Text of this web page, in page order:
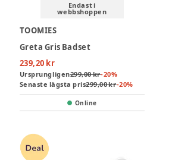
Endast i
webbshoppen
TOOMIES
Greta Gris Badset
239,20 kr
Ursprungligen299,00 kr-20%
Senaste lägsta pris299,00 kr-20%
Online